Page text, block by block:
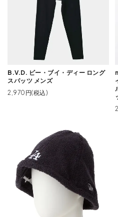
B.V.D. ビー・ブイ・ディー ロング
スパッツ メンズ
2,970円(税込)